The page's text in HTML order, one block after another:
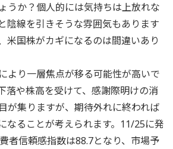
うか？個人的には気持ちは上放れな
陰線を引きそうな雰囲気もあります
米国株がカギになるのは間違いあり
より一層焦点が移る可能性が高いで
落や株高を受けて、感謝際明けの消
が集りますが、期待外れに終われば
なることが考えられます。11/25に発
者信頼感指数は88.7となり、市場予